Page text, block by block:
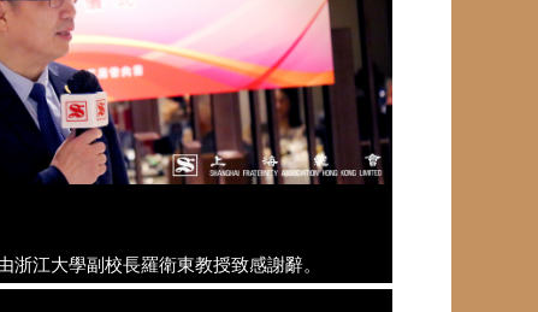
浙江大學副校長羅衛東教授致感謝辭。